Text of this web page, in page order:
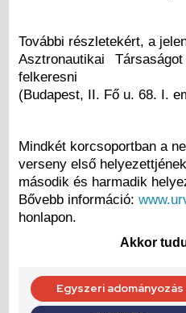
További részletekért, a
Asztronautikai
felkeresni
(Budapest, II. Fő u. 68. I.
Mindkét korcsoportban a
verseny első
második és harmadik
Bővebb információ:
honlapon.
Akkor